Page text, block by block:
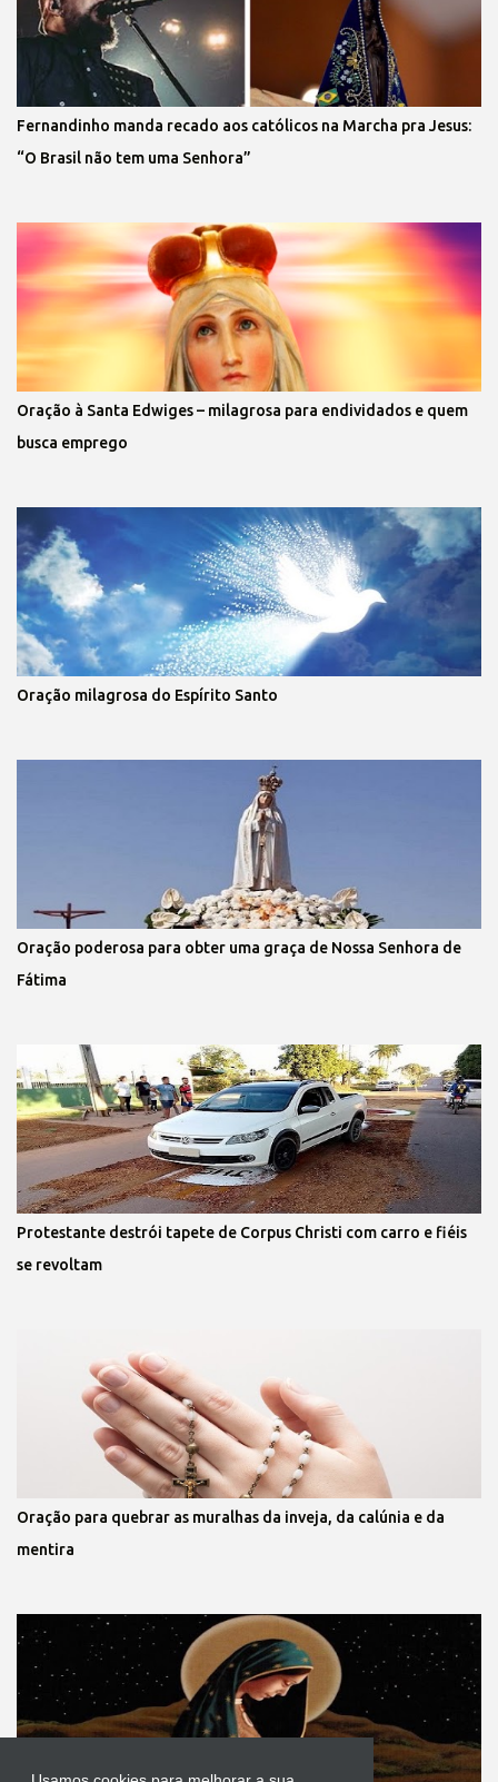
Fernandinho manda recado aos católicos na Marcha pra Jesus:
“O Brasil não tem uma Senhora”
Oração à Santa Edwiges – milagrosa para endividados e quem
busca emprego
Oração milagrosa do Espírito Santo
Oração poderosa para obter uma graça de Nossa Senhora de
Fátima
Protestante destrói tapete de Corpus Christi com carro e fiéis
se revoltam
Oração para quebrar as muralhas da inveja, da calúnia e da
mentira